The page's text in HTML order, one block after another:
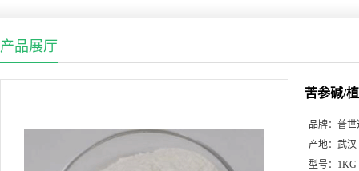
产品展厅
苦参碱/
品牌： 普世
产地： 武汉
型号： 1KG